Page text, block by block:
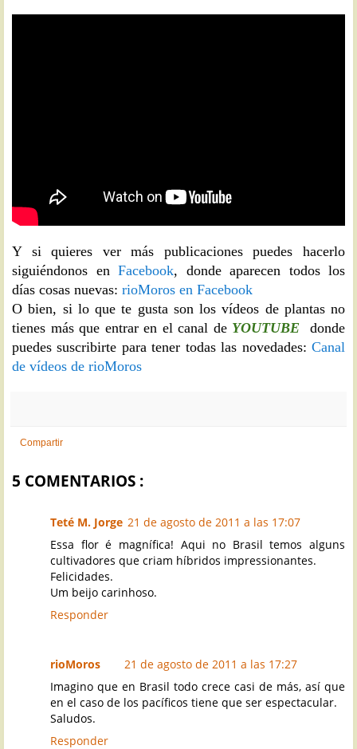
Y si quieres ver más publicaciones puedes hacerlo
siguiéndonos en Facebook, donde aparecen todos los
días cosas nuevas: rioMoros en Facebook
O bien, si lo que te gusta son los vídeos de plantas no
tienes más que entrar en el canal de YOUTUBE donde
puedes suscribirte para tener todas las novedades: Canal
de vídeos de rioMoros
Compartir
5 COMENTARIOS :
Teté M. Jorge 21 de agosto de 2011 a las 17:07
Essa flor é magnífica! Aqui no Brasil temos alguns
cultivadores que criam híbridos impressionantes.
Felicidades.
Um beijo carinhoso.
Responder
rioMoros
21 de agosto de 2011 a las 17:27
Imagino que en Brasil todo crece casi de más, así que
en el caso de los pacíficos tiene que ser espectacular.
Saludos.
Responder